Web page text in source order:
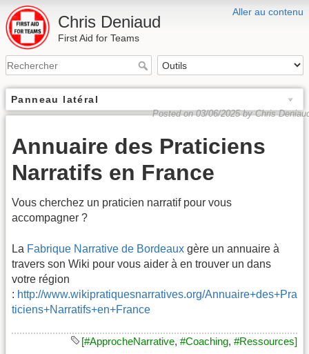
Aller au contenu
Chris Deniaud
First Aid for Teams
Panneau latéral
Posted on 03/06/2025 by Chris
Annuaire des Praticiens
Narratifs en France
Vous cherchez un praticien narratif pour vous
accompagner ?
La Fabrique Narrative de Bordeaux gère un annuaire à
travers son Wiki pour vous aider à en trouver un dans
votre région
: http://www.wikipratiquesnarratives.org/Annuaire+des+Pra
ticiens+Narratifs+en+France
[#ApprocheNarrative, #Coaching, #Ressources]